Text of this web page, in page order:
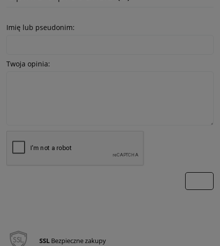
Imię lub pseudonim:
Twoja opinia:
SSL Bezpieczne zakupy